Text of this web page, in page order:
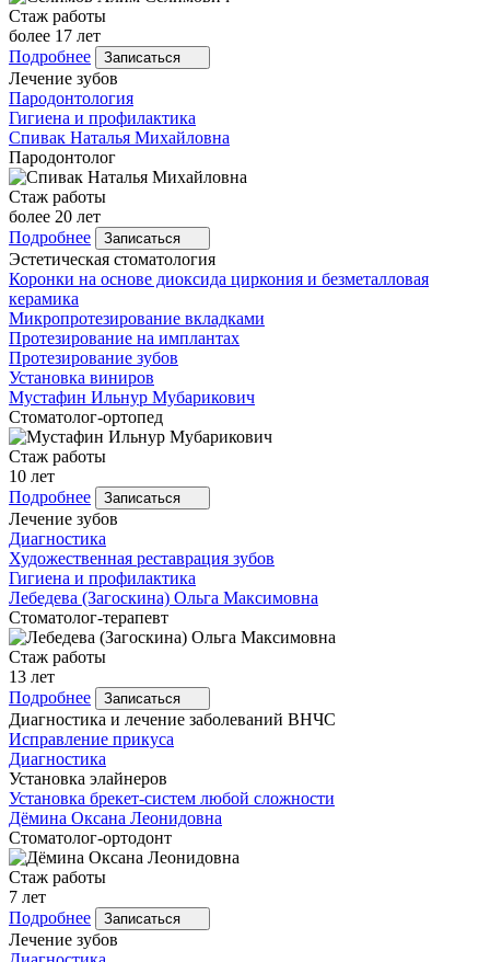
Стаж работы
более 17 лет
Подробнее
Записаться
Лечение зубов
Пародонтология
Гигиена и профилактика
Спивак Наталья Михайловна
Пародонтолог
Стаж работы
более 20 лет
Подробнее
Записаться
Эстетическая стоматология
Коронки на основе диоксида циркония и безметалловая
керамика
Микропротезирование вкладками
Протезирование на имплантах
Протезирование зубов
Установка виниров
Мустафин Ильнур Мубарикович
Стоматолог-ортопед
Стаж работы
10 лет
Подробнее
Записаться
Лечение зубов
Диагностика
Художественная реставрация зубов
Гигиена и профилактика
Лебедева (Загоскина) Ольга Максимовна
Стоматолог-терапевт
Стаж работы
13 лет
Подробнее
Записаться
Диагностика и лечение заболеваний ВНЧС
Исправление прикуса
Диагностика
Установка элайнеров
Установка брекет-систем любой сложности
Дёмина Оксана Леонидовна
Стоматолог-ортодонт
Стаж работы
7 лет
Подробнее
Записаться
Лечение зубов